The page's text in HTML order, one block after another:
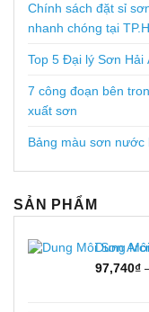
Chính sách đặt sỉ
nhanh chóng tại
Top 5 Đại lý Sơn Hải
7 công đoạn bên
xuất sơn
Bảng màu sơn nước
SẢN PHẨM
Dung
97,740₫